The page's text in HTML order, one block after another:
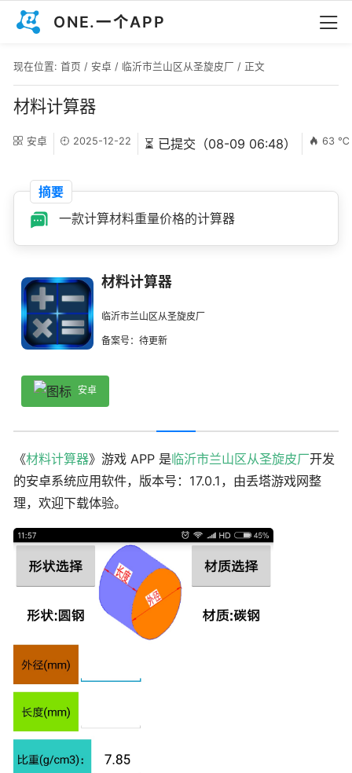
ONE.一个APP
现在位置: 首页 / 安卓 / 临沂市兰山区从圣旋皮厂 / 正文
材料计算器
安卓 2025-12-22 ⏳ 已提交（08-09 06:48） 63 ℃
摘要
一款计算材料重量价格的计算器
材料计算器
临沂市兰山区从圣旋皮厂
备案号：待更新
安卓
《材料计算器》游戏 APP 是临沂市兰山区从圣旋皮厂开发
的安卓系统应用软件，版本号：17.0.1，由丢塔游戏网整
理，欢迎下载体验。